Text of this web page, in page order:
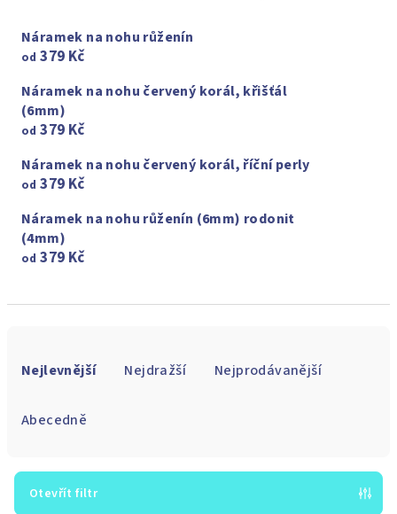
Náramek na nohu růženín
od 379 Kč
Náramek na nohu červený korál, křišťál
(6mm)
od 379 Kč
Náramek na nohu červený korál, říční perly
od 379 Kč
Náramek na nohu růženín (6mm) rodonit
(4mm)
od 379 Kč
Nejlevnější Nejdražší Nejprodávanější
Abecedně
Otevřít filtr